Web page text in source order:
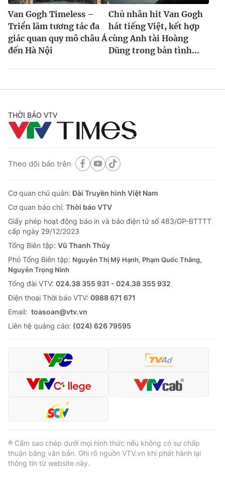
Van Gogh Timeless –
Triển lãm tương tác đa
giác quan quy mô châu Á
đến Hà Nội
Chủ nhân hit Van Gogh
hát tiếng Việt, kết hợp
cùng Anh tài Hoàng
Dũng trong bản tình...
THỜI BÁO VTV
Theo dõi báo trên
Cơ quan chủ quản:Đài Truyền hình Việt Nam
Cơ quan báo chí: Thời báo VTV
Giấy phép hoạt động báo in và báo điện tử số 483/GP-BTTTT
cấp ngày 29/12/2023
Tổng Biên tập: Vũ Thanh Thủy
Phó Tổng Biên tập: Nguyễn Thị Mỹ Hạnh, Phạm Quốc Thắng,
Nguyễn Trọng Ninh
Tổng đài VTV: 024.38 355 931 - 024.38 355 932
Ðiện thoại Thời báo VTV: 0988 671 671
Email: toasoan@vtv.vn
Liên hệ quảng cáo: (024) 626 79595
® Cấm sao chép dưới mọi hình thức nếu không có sự chấp
thuận bằng văn bản. Ghi rõ nguồn VTV.vn khi phát hành lại
thông tin từ website này.